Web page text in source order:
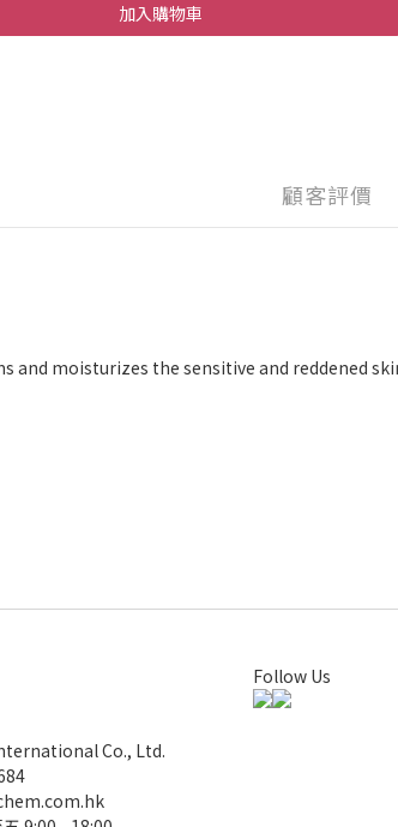
加入購物車
顧客評價
moisturizes the sensitive and reddened
Co., Ltd.
Follow Us